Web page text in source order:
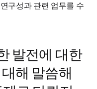
구성과 관련 업무를 수
발전에 대한
해 말씀해